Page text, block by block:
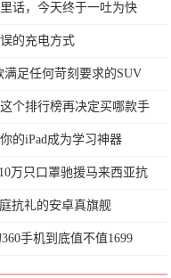
话，今天终于一吐为快
的充电方式
满足任何苛刻要求的SUV
个排行榜再决定买哪款手
的iPad成为学习神器
万只口罩驰援马来西亚抗
抗礼的安卓真旗舰
手机到底值不值1699